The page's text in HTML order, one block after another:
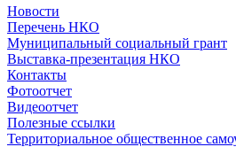
Новости
Перечень НКО
Муниципальный социальный грант
Выставка-презентация НКО
Контакты
Фотоотчет
Видеоотчет
Полезные ссылки
Территориальное общественное